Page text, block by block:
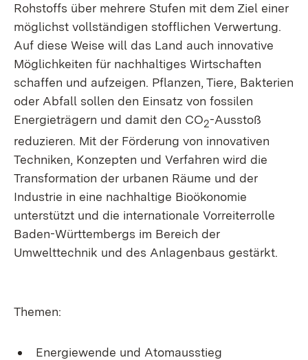
Rohstoffs über mehrere Stufen mit dem Ziel einer
möglichst vollständigen stofflichen Verwertung.
Auf diese Weise will das Land auch innovative
Möglichkeiten für nachhaltiges Wirtschaften
schaffen und aufzeigen. Pflanzen, Tiere, Bakterien
oder Abfall sollen den Einsatz von fossilen
Energieträgern und damit den CO2-Ausstoß
reduzieren. Mit der Förderung von innovativen
Techniken, Konzepten und Verfahren wird die
Transformation der urbanen Räume und der
Industrie in eine nachhaltige Bioökonomie
unterstützt und die internationale Vorreiterrolle
Baden-Württembergs im Bereich der
Umwelttechnik und des Anlagenbaus gestärkt.
Themen:
Energiewende und Atomausstieg